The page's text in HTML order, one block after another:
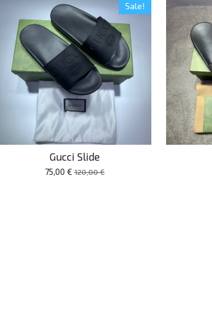
Sale!
Gucci Slide
75,00 € 120,00 €